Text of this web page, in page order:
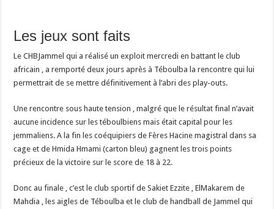
Les jeux sont faits
Le CHBJammel qui a réalisé un exploit mercredi en battant le club
africain , a remporté deux jours après à Téboulba la rencontre qui lui
permettrait de se mettre définitivement à l’abri des play-outs.
Une rencontre sous haute tension , malgré que le résultat final n’avait
aucune incidence sur les téboulbiens mais était capital pour les
jemmaliens. A la fin les coéquipiers de Fères Hacine magistral dans sa
cage et de Hmida Hmami (carton bleu) gagnent les trois points
précieux de la victoire sur le score de 18 à 22.
Donc au finale , c’est le club sportif de Sakiet Ezzite , ElMakarem de
Mahdia , les aigles de Téboulba et le club de handball de Jammel qui